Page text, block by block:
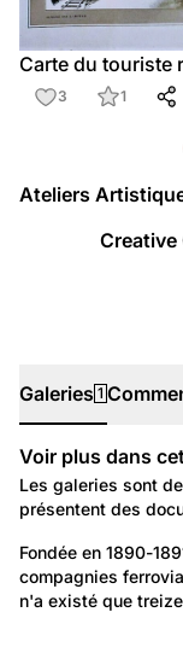
Carte du touriste
3
1
Ateliers
Creative
Galeries 1
Galeries
Voir plus dans
Les galeries sont
présentent des
Environnement:
La compagnie
Fondée en 1890-
compagnies
n'a existé que